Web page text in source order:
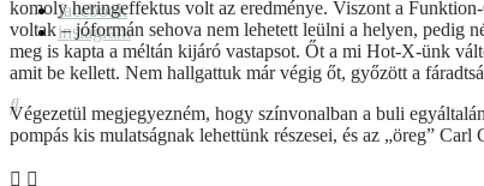
facebook
instagram
komoly heringeffektus volt az eredménye. Viszont a
voltak – jóformán sehova nem lehetett leülni a helyen, pedig
meg is kapta a méltán kijáró vastapsot. Őt a mi Hot-X-ünk
amit be kellett. Nem hallgattuk már végig őt, győzött a
Végezetül megjegyezném, hogy színvonalban a buli
pompás kis mulatságnak lehettünk részesei, és az „öreg”